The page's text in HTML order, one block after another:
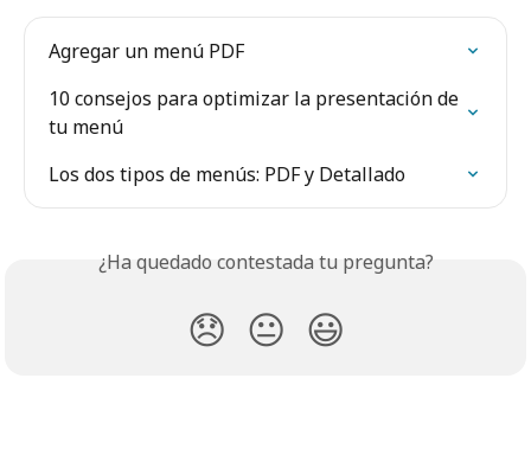
Agregar un menú PDF
10 consejos para optimizar la presentación de
tu menú
Los dos tipos de menús: PDF y Detallado
¿Ha quedado contestada tu pregunta?
😞 😐 😃